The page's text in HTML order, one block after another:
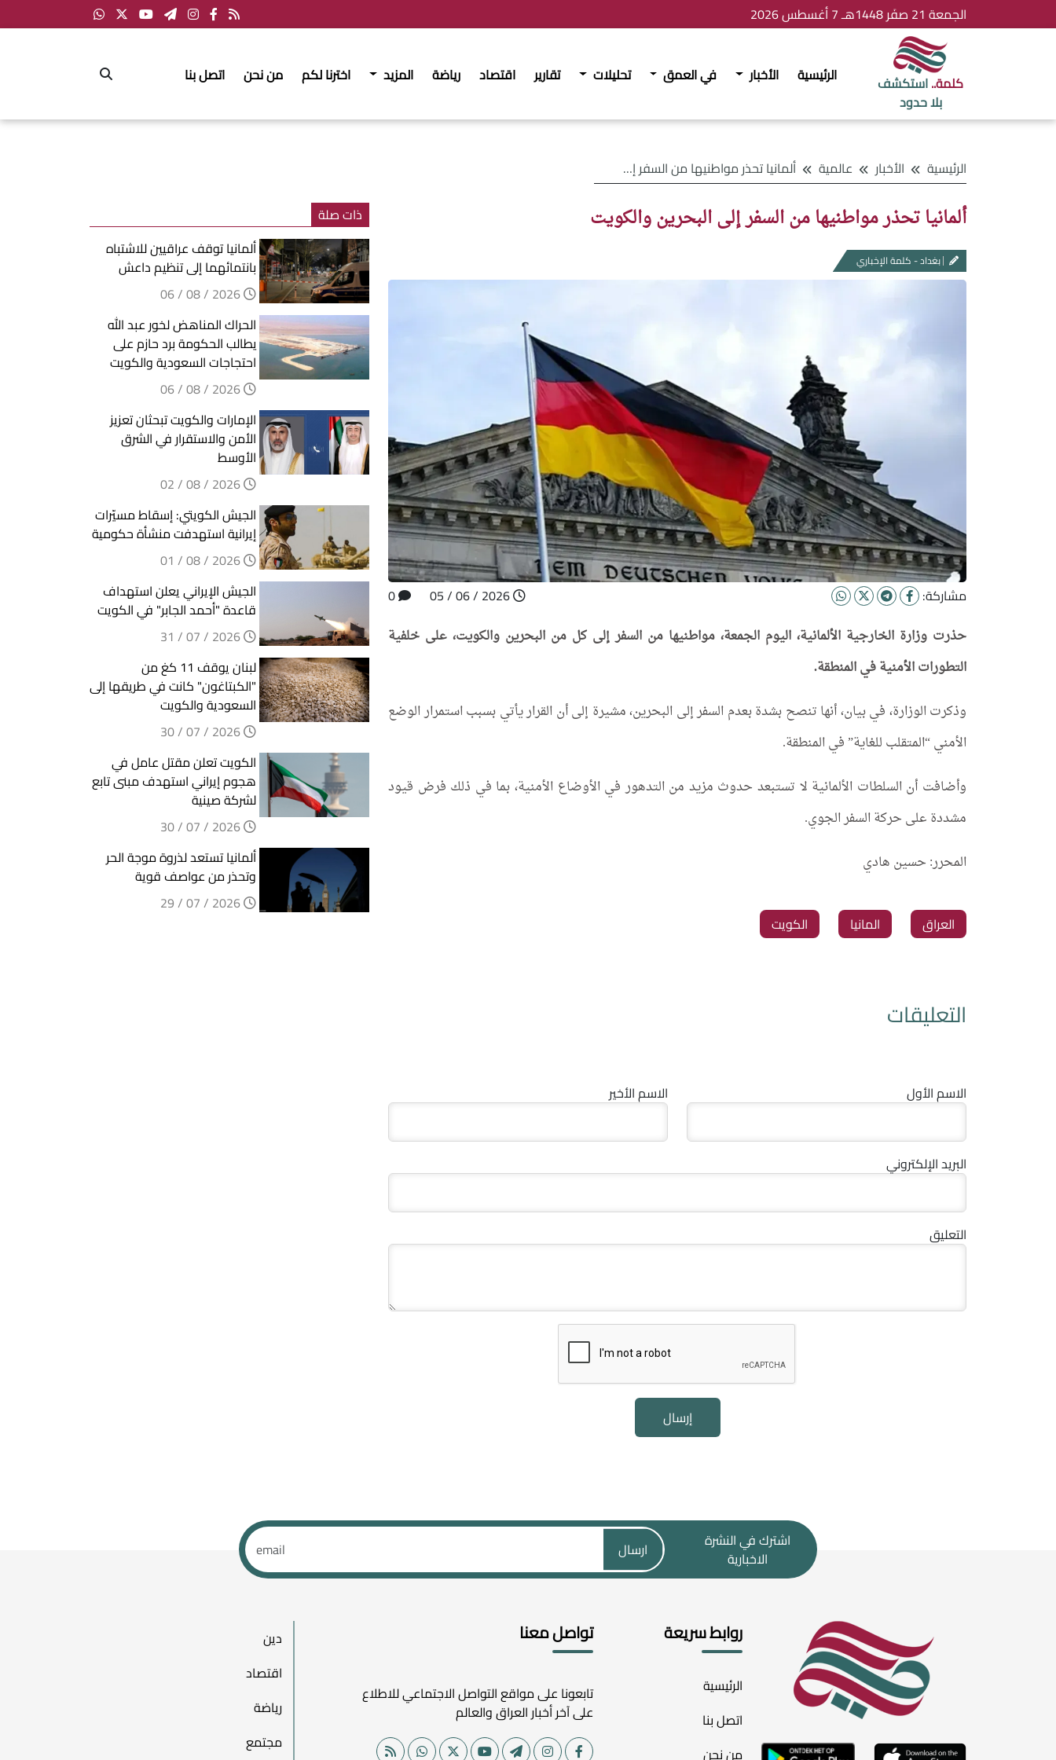
الجمعة 21 صفَر 1448هـ 7 أغسطس 2026
كلمة..استكشف
بلا حدود
الرئيسية الأخبار في العمق تحليلات تقارير اقتصاد رياضة المزيد اخترنا لكم من نحن اتصل بنا
الرئيسية الأخبار عالمية ألمانيا تحذر مواطنيها من السفر إلى البحرين والكويت
ألمانيا تحذر مواطنيها من السفر إلى البحرين والكويت
بغداد - كلمة الإخباري
مشاركة:
حذرت وزارة الخارجية الألمانية، اليوم الجمعة، مواطنيها من السفر إلى كل من البحرين والكويت، على خلفية
التطورات الأمنية في المنطقة.
وذكرت الوزارة، في بيان، أنها تنصح بشدة بعدم السفر إلى البحرين، مشيرة إلى أن القرار يأتي بسبب استمرار الوضع
الأمني “المتقلب للغاية” في المنطقة.
وأضافت أن السلطات الألمانية لا تستبعد حدوث مزيد من التدهور في الأوضاع الأمنية، بما في ذلك فرض قيود
مشددة على حركة السفر الجوي.
المحرر: حسين هادي
العراق المانيا الكويت
التعليقات
الاسم الأول الاسم الأخير
البريد الإلكتروني
التعليق
إرسال
ذات صلة
ألمانيا توقف عراقيين للاشتباه
بانتمائهما إلى تنظيم داعش
الحراك المناهض لخور عبد الله
يطالب الحكومة برد حازم على
احتجاجات السعودية والكويت
الإمارات والكويت تبحثان تعزيز
الأمن والاستقرار في الشرق
الأوسط
الجيش الكويتي: إسقاط مسيّرات
إيرانية استهدفت منشأة حكومية
الجيش الإيراني يعلن استهداف
قاعدة "أحمد الجابر" في الكويت
لبنان يوقف 11 كغ من
"الكبتاغون" كانت في طريقها إلى
السعودية والكويت
الكويت تعلن مقتل عامل في
هجوم إيراني استهدف مبنى تابع
لشركة صينية
ألمانيا تستعد لذروة موجة الحر
وتحذر من عواصف قوية
اشترك في النشرة
الاخبارية
ارسال
روابط سريعة
الرئيسية
اتصل بنا
من نحن
تواصل معنا
تابعونا على مواقع التواصل الاجتماعي للاطلاع
على آخر أخبار العراق والعالم
دين
اقتصاد
رياضة
مجتمع